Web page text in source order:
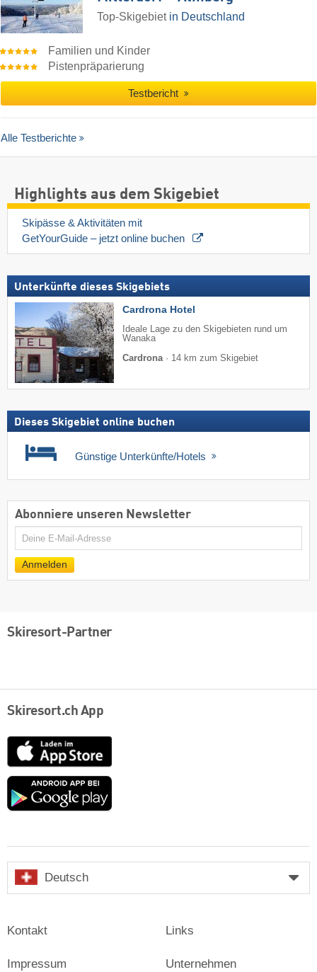
Top-Skigebiet in Deutschland
Familien und Kinder
Pistenpräparierung
Testbericht
Alle Testberichte
Highlights aus dem Skigebiet
Skipässe & Aktivitäten mit
GetYourGuide – jetzt online buchen
Unterkünfte dieses Skigebiets
Cardrona Hotel
Ideale Lage zu den Skigebieten rund um
Wanaka
Cardrona· 14 km zum Skigebiet
Dieses Skigebiet online buchen
Günstige Unterkünfte/Hotels
Abonniere unseren Newsletter
E-
Anmelden
Skiresort-Partner
Skiresort.ch App
App
Store
Google
Deutsch
Kontakt
Impressum
Links
Unternehmen